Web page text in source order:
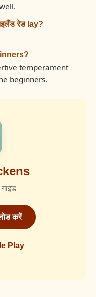
रेड lay?
temperament
beginners.
गाइड
करें
Play